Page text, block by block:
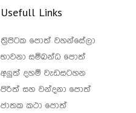
Usefull Links
ත්‍රිපිටක පොත් වහන්සේලා
භාවනා සම්බන්ධ පොත්
අලුත් දහම් වැඩසටහන
පිරිත් සහ වන්දනා පොත්
ජාතක කථා පොත්